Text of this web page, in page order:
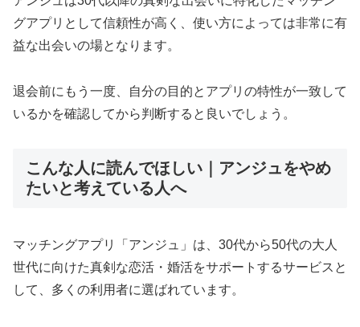
グアプリとして信頼性が高く、使い方によっては非常に有
益な出会いの場となります。
退会前にもう一度、自分の目的とアプリの特性が一致して
いるかを確認してから判断すると良いでしょう。
こんな人に読んでほしい｜アンジュをやめ
たいと考えている人へ
マッチングアプリ「アンジュ」は、30代から50代の大人
世代に向けた真剣な恋活・婚活をサポートするサービスと
して、多くの利用者に選ばれています。